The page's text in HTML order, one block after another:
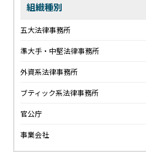
組織種別
五大法律事務所
準大手・中堅法律事務所
外資系法律事務所
ブティック系法律事務所
官公庁
事業会社